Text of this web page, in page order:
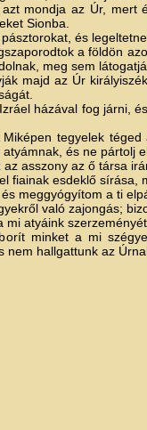
mondja az Úr, mert
Sionba.
és
a földön
meg sem
majd az Úr
házával fog járni,
tegyelek
és ne pártolj
asszony az ő társa
fiainak esdeklő
meggyógyítom a ti
való zajongás;
atyáink
minket a mi
hallgattunk az